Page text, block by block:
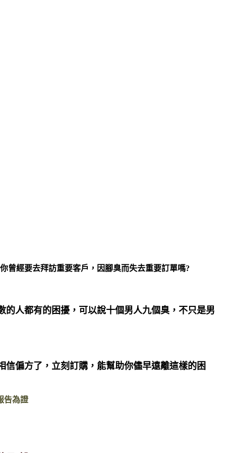
曾經要去拜訪重要客戶，因腳臭而失去重要訂單嗎?
人都有的困擾，可以說十個男人九個臭，不只是男
偏方了，立刻訂購，能幫助你儘早遠離這樣的困
告為證